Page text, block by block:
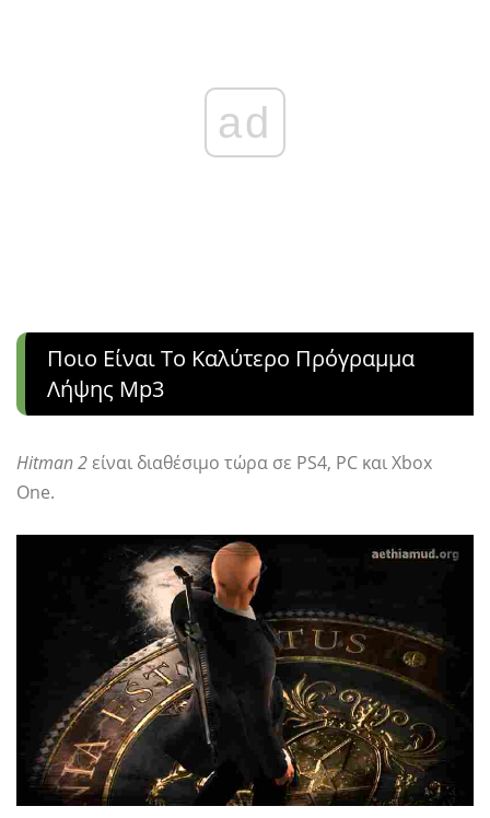
ad
Ποιο Είναι Το Καλύτερο Πρόγραμμα
Λήψης Mp3
Hitman 2είναι διαθέσιμο τώρα σε PS4, PC και Xbox
One.